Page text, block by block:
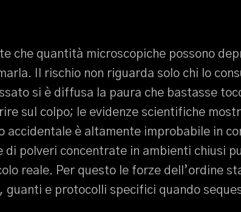
che quantità microscopiche possono
Il rischio non riguarda solo chi lo
si è diffusa la paura che bastasse
sul colpo; le evidenze scientifiche
accidentale è altamente improbabile in
di polveri concentrate in ambienti chiusi
reale. Per questo le forze dell’ordine
guanti e protocolli specifici quando